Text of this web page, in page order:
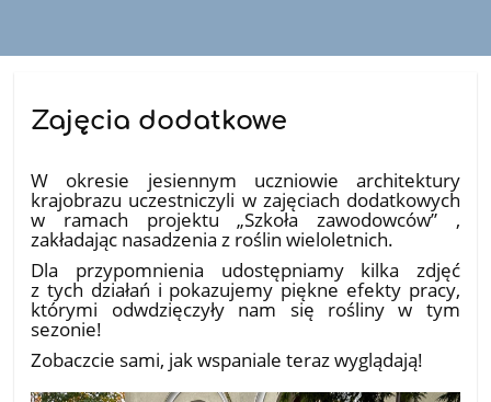
Zajęcia dodatkowe
W okresie jesiennym uczniowie architektury
krajobrazu uczestniczyli w zajęciach dodatkowych
w ramach projektu „Szkoła zawodowców” ,
zakładając nasadzenia z roślin wieloletnich.
​Dla przypomnienia udostępniamy kilka zdjęć
z tych działań i pokazujemy piękne efekty pracy,
którymi odwdzięczyły nam się rośliny w tym
sezonie!
​Zobaczcie sami, jak wspaniale teraz wyglądają!